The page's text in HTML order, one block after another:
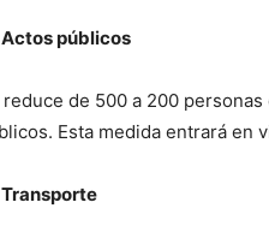
Actos públicos
reduce de 500 a 200
Esta medida entrará en
Transporte